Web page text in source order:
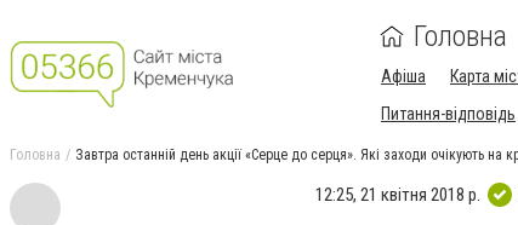
Головна
Афіша Карта
Питання-відповідь
Головна Завтра останній день акції «Серце до серця». Які заходи очікують на
12:25, 21 квітня 2018 р.